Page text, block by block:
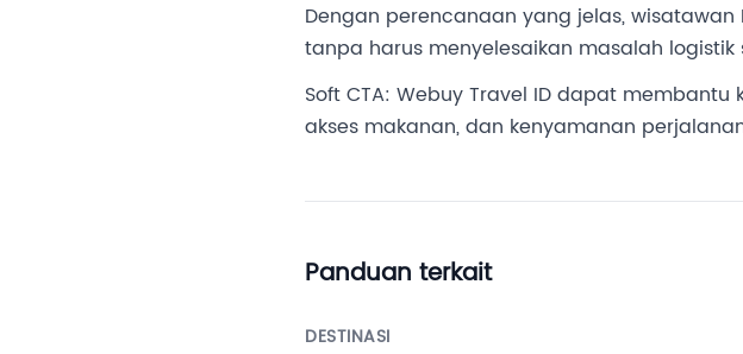
Dengan perencanaan yang jelas,
tanpa harus menyelesaikan masalah logistik
Soft CTA: Webuy Travel ID dapat
akses makanan, dan kenyamanan
Panduan terkait
DESTINASI